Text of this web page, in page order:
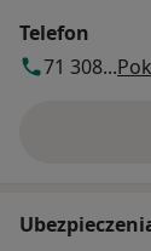
Telefon
71 308...